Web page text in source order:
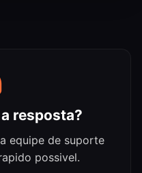
resposta?
equipe de suporte
possivel.